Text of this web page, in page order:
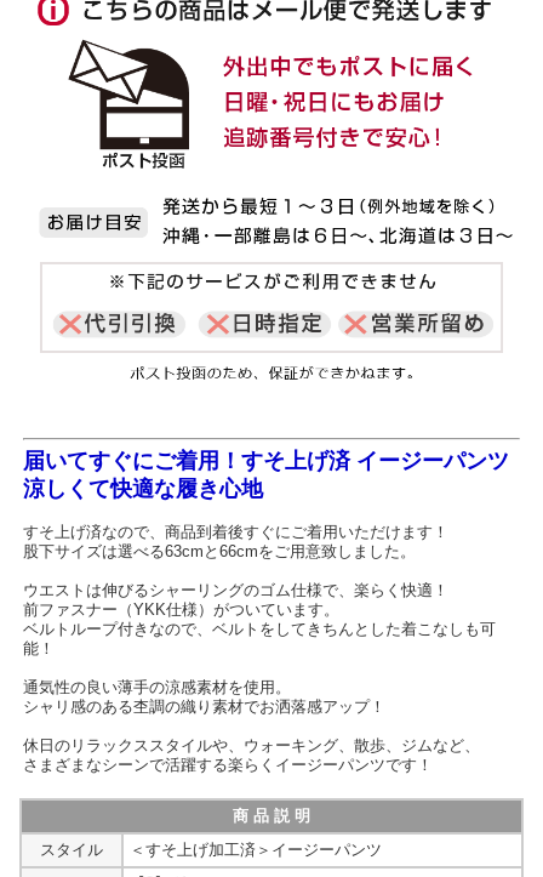
届いてすぐにご着用！すそ上げ済 イージーパンツ
涼しくて快適な履き心地
すそ上げ済なので、商品到着後すぐにご着用いただけます！
股下サイズは選べる63cmと66cmをご用意致しました。
ウエストは伸びるシャーリングのゴム仕様で、楽らく快適！
前ファスナー（YKK仕様）がついています。
ベルトループ付きなので、ベルトをしてきちんとした着こなしも可
能！
通気性の良い薄手の涼感素材を使用。
シャリ感のある杢調の織り素材でお洒落感アップ！
休日のリラックススタイルや、ウォーキング、散歩、ジムなど、
さまざまなシーンで活躍する楽らくイージーパンツです！
商 品 説 明
スタイル
＜すそ上げ加工済＞イージーパンツ